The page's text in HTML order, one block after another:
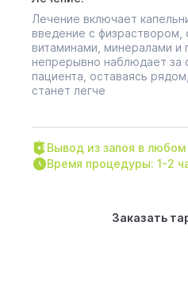
Лечение включает
введение с физраствором,
витаминами, минералами и
непрерывно наблюдает за
пациента, оставаясь
станет легче
Вывод из запоя в любом
Время процедуры: 1-2
Заказать